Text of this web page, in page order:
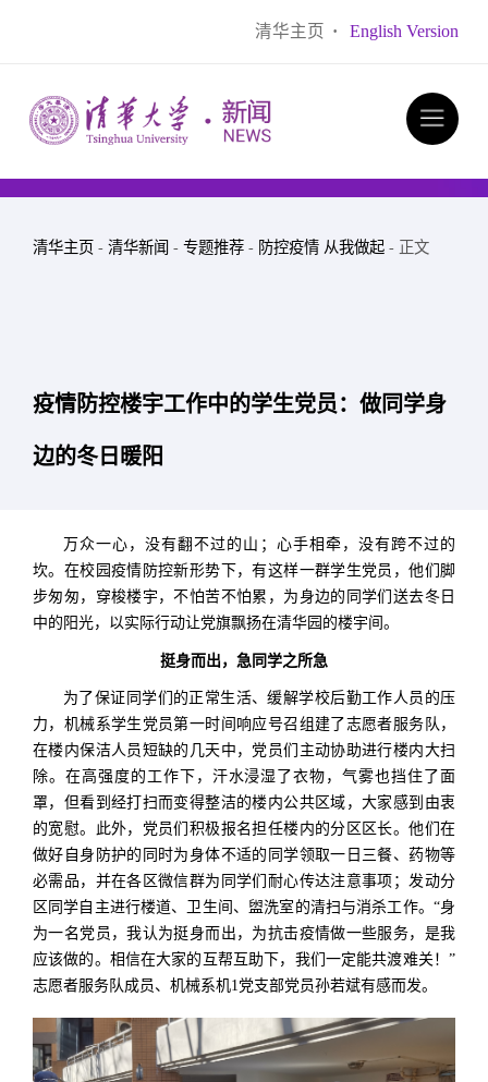
清华主页 · English Version
清华主页 - 清华新闻 - 专题推荐 - 防控疫情 从我做起 - 正文
疫情防控楼宇工作中的学生党员：做同学身
边的冬日暖阳
万众一心，没有翻不过的山；心手相牵，没有跨不过的
坎。在校园疫情防控新形势下，有这样一群学生党员，他们脚
步匆匆，穿梭楼宇，不怕苦不怕累，为身边的同学们送去冬日
中的阳光，以实际行动让党旗飘扬在清华园的楼宇间。
挺身而出，急同学之所急
为了保证同学们的正常生活、缓解学校后勤工作人员的压
力，机械系学生党员第一时间响应号召组建了志愿者服务队，
在楼内保洁人员短缺的几天中，党员们主动协助进行楼内大扫
除。在高强度的工作下，汗水浸湿了衣物，气雾也挡住了面
罩，但看到经打扫而变得整洁的楼内公共区域，大家感到由衷
的宽慰。此外，党员们积极报名担任楼内的分区区长。他们在
做好自身防护的同时为身体不适的同学领取一日三餐、药物等
必需品，并在各区微信群为同学们耐心传达注意事项；发动分
区同学自主进行楼道、卫生间、盥洗室的清扫与消杀工作。“身
为一名党员，我认为挺身而出，为抗击疫情做一些服务，是我
应该做的。相信在大家的互帮互助下，我们一定能共渡难关！”
志愿者服务队成员、机械系机1党支部党员孙若斌有感而发。